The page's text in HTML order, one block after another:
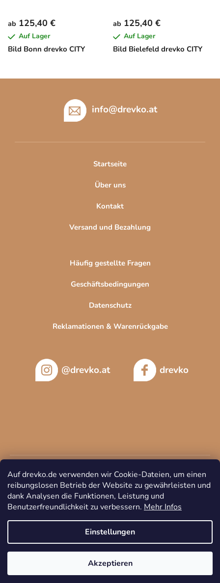
Auf drevko.de verwenden wir Cookie-Dateien, um einen
reibungslosen Betrieb der Website zu gewährleisten und
dank Analysen die Funktionen, Leistung und
Benutzerfreundlichkeit zu verbessern. Mehr Infos
Einstellungen
Akzeptieren
Bild Bonn drevko CITY
ab 125,40 €
Auf Lager
Bild Bielefeld drevko CITY
ab 125,40 €
Auf Lager
info@drevko.at
Startseite
Über uns
Kontakt
Versand und Bezahlung
Häufig gestellte Fragen
Geschäftsbedingungen
Datenschutz
Reklamationen & Warenrückgabe
@drevko.at drevko
Erstellt von Shoptet
Copyright 2026DREVKO. Alle Rechte vorbehalten.